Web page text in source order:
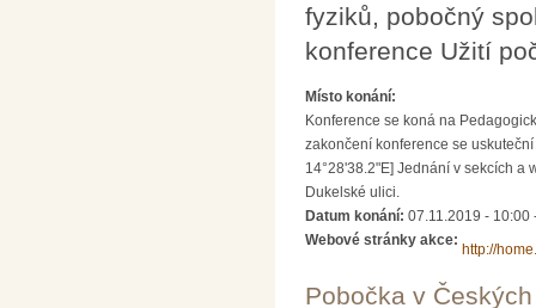
fyziků, pobočný
konference Užití
Místo konání:
Konference se koná na
zakončení konference se
14°28'38.2"E] Jednání v sekcích a
Dukelské ulici.
Datum konání: 07.11.2019 - 10:00
Webové stránky akce:
http://
Pobočka v